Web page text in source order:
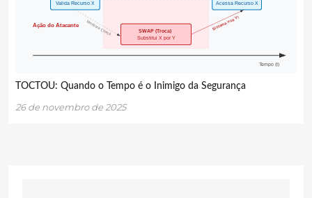
TOCTOU: Quando o Tempo é o Inimigo da Segurança
26 de novembro de 2025